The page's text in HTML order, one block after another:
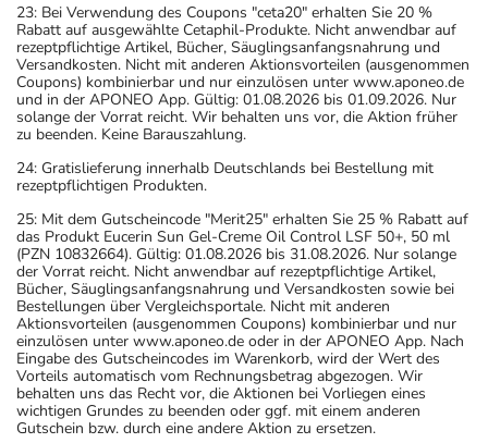
23: Bei Verwendung des Coupons "ceta20" erhalten Sie 20 %
Rabatt auf ausgewählte Cetaphil-Produkte. Nicht anwendbar auf
rezeptpflichtige Artikel, Bücher, Säuglingsanfangsnahrung und
Versandkosten. Nicht mit anderen Aktionsvorteilen (ausgenommen
Coupons) kombinierbar und nur einzulösen unter www.aponeo.de
und in der APONEO App. Gültig: 01.08.2026 bis 01.09.2026. Nur
solange der Vorrat reicht. Wir behalten uns vor, die Aktion früher
zu beenden. Keine Barauszahlung.
24: Gratislieferung innerhalb Deutschlands bei Bestellung mit
rezeptpflichtigen Produkten.
25: Mit dem Gutscheincode "Merit25" erhalten Sie 25 % Rabatt auf
das Produkt Eucerin Sun Gel-Creme Oil Control LSF 50+, 50 ml
(PZN 10832664). Gültig: 01.08.2026 bis 31.08.2026. Nur solange
der Vorrat reicht. Nicht anwendbar auf rezeptpflichtige Artikel,
Bücher, Säuglingsanfangsnahrung und Versandkosten sowie bei
Bestellungen über Vergleichsportale. Nicht mit anderen
Aktionsvorteilen (ausgenommen Coupons) kombinierbar und nur
einzulösen unter www.aponeo.de oder in der APONEO App. Nach
Eingabe des Gutscheincodes im Warenkorb, wird der Wert des
Vorteils automatisch vom Rechnungsbetrag abgezogen. Wir
behalten uns das Recht vor, die Aktionen bei Vorliegen eines
wichtigen Grundes zu beenden oder ggf. mit einem anderen
Gutschein bzw. durch eine andere Aktion zu ersetzen.